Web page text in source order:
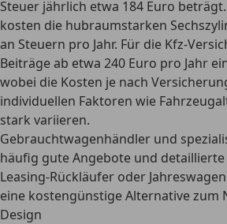
Steuer jährlich etwa 184 Euro
kosten die hubraumstarken
an Steuern pro Jahr. Für die Kfz-
Beiträge ab etwa 240 Euro pro Jahr
wobei die Kosten je nach
individuellen Faktoren wie
stark variieren.
Gebrauchtwagenhändler und
häufig gute Angebote und
Leasing-Rückläufer oder
eine kostengünstige Alternative zum
Design